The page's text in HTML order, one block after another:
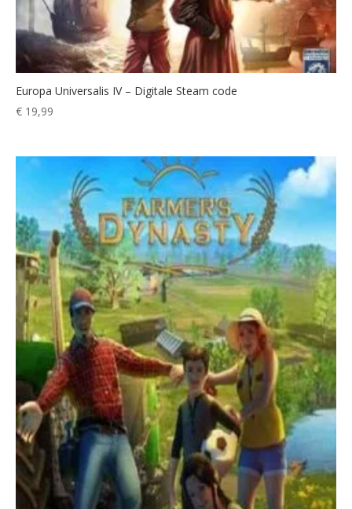
Europa Universalis IV – Digitale Steam code
€ 19,99